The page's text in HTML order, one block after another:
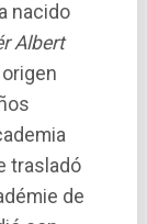
nacido
Albert
trasladó
de